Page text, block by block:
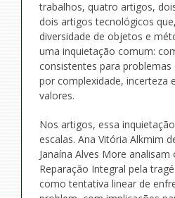
trabalhos, quatro artigos,
dois artigos tecnológicos
diversidade de objetos e
uma inquietação comum:
consistentes para
por complexidade, incerteza
valores.
Nos artigos, essa
escalas. Ana Vitória Alkmim
Janaína Alves More analisam
Reparação Integral pela
como tentativa linear de